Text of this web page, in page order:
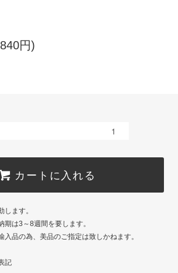
円)
カートに入れる
ます。
は3～8週間を要します。
品の為、美品のご指定は致しかねます。
記